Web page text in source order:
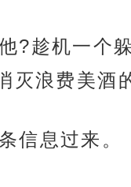
?趁机一个
灭浪费美酒
信息过来。